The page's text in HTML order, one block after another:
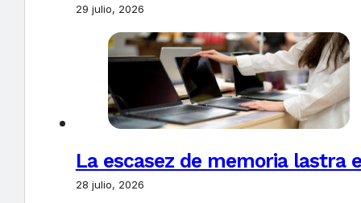
29 julio, 2026
La escasez de memoria lastra
28 julio, 2026